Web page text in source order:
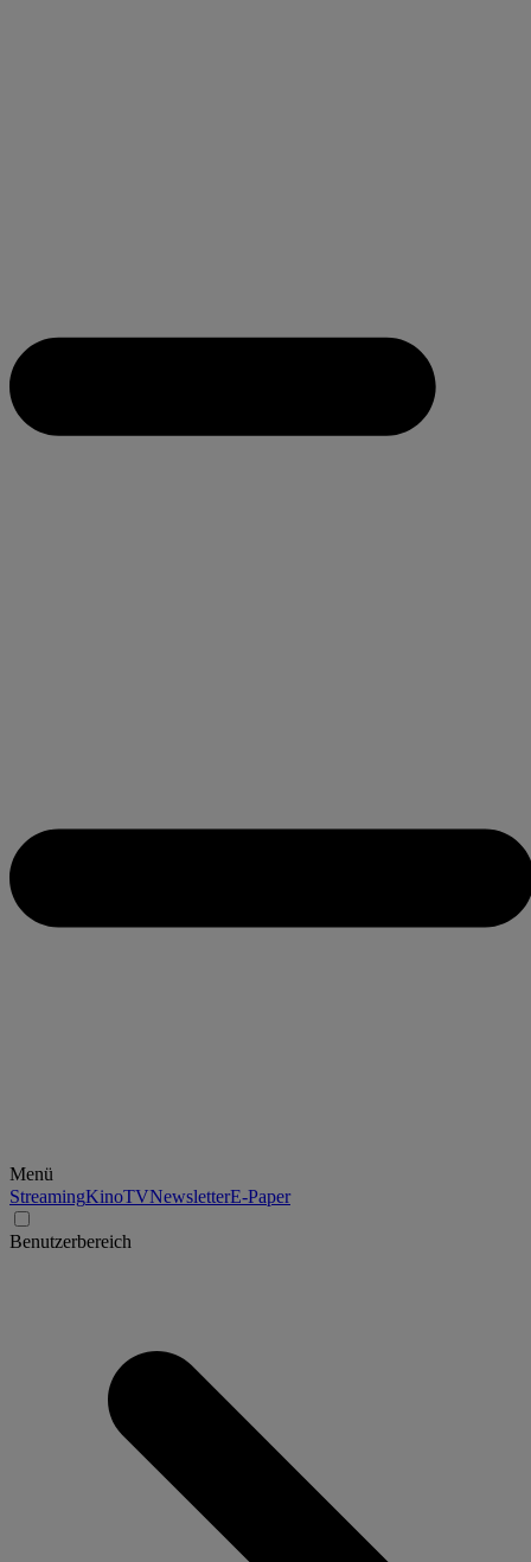
Menü
StreamingKinoTVNewsletterE-Paper
Benutzerbereich